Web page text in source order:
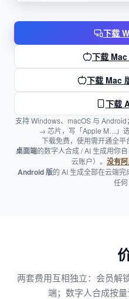
下载
下载 Mac
下载 Mac
下载
支持 Windows、macOS 与
→ 芯片，写「Apple M…」选
下载免费，使用需开通全平
桌面端的数字人合成 / AI 生成用你
云账户）。 没有
Android 版的 AI 生成全部在云端
任何
两套费用互相独立：会员解
端；数字人合成按量